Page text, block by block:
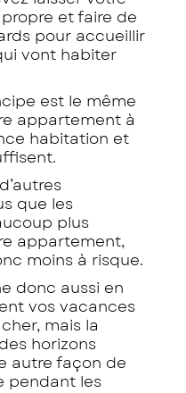
et faire de
pour accueillir
vont habiter
est le même
appartement à
habitation et
que les
plus
appartement,
moins à risque.
donc aussi en
vos vacances
mais la
horizons
autre façon de
pendant les